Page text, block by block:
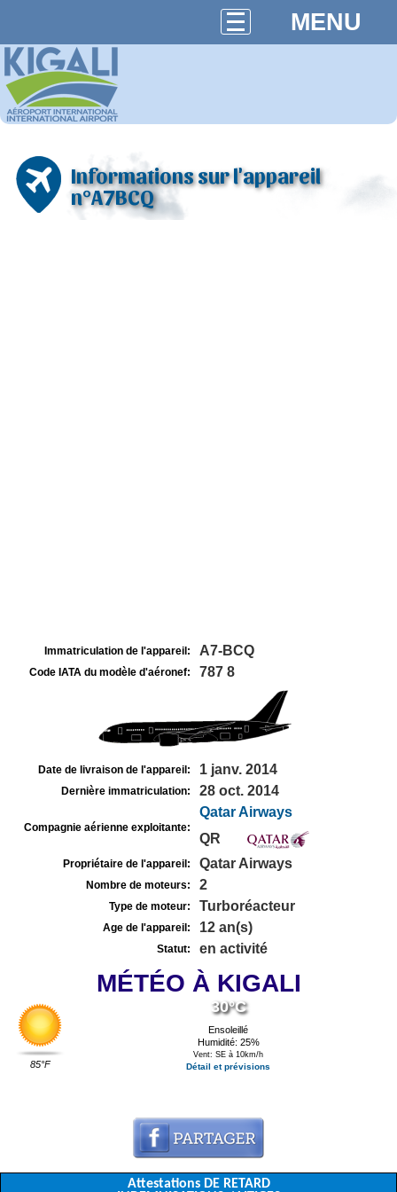
MENU
Informations sur l'appareil
n°A7BCQ
Immatriculation de l'appareil: A7-BCQ
Code IATA du modèle d'aéronef: 787 8
Date de livraison de l'appareil: 1 janv. 2014
Dernière immatriculation: 28 oct. 2014
Compagnie aérienne exploitante:
Qatar Airways
QR
Propriétaire de l'appareil: Qatar Airways
Nombre de moteurs: 2
Type de moteur: Turboréacteur
Age de l'appareil: 12 an(s)
Statut: en activité
MÉTÉO À KIGALI
85°F
30°C
Ensoleillé
Humidité: 25%
Vent: SE à 10km/h
Détail et prévisions
Attestations DE RETARD